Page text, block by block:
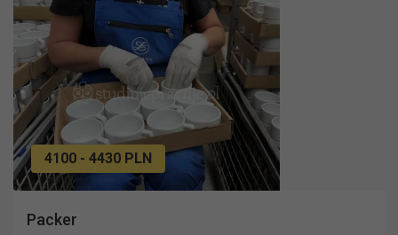
4100 - 4430 PLN
Packer